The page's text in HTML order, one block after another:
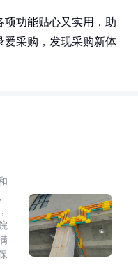
项功能贴心又实用，助
爱采购，发现采购新体